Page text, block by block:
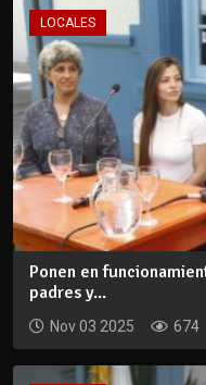
LOCALES
Ponen en
padres y...
Nov 03 2025 674